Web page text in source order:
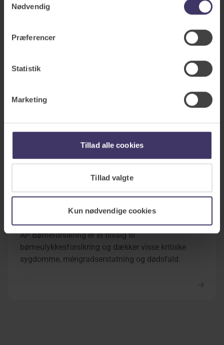
Nødvendig
Præferencer
Statistik
Marketing
Tillad alle cookies
Tillad valgte
Kun nødvendige cookies
Med en tandforsikring kan du slippe bekymringen
set alle behandlinger.
AP Børneforsikring
AP Børneforsikring er et tilvalg til
børneulykkesforsikring og dækker visse kritiske
sygdomme, méngradserstatning og dødsfald.